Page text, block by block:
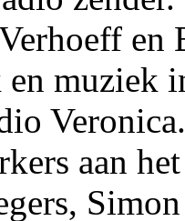
en
en muziek
aan